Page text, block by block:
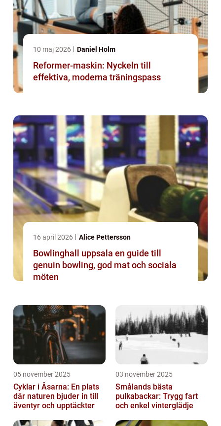
10 maj 2026 Daniel Holm
Reformer-maskin: Nyckeln till
effektiva, moderna träningspass
16 april 2026 Alice Pettersson
Bowlinghall uppsala en guide till
genuin bowling, god mat och sociala
möten
05 november 2025
Cyklar i Åsarna: En plats
där naturen bjuder in till
äventyr och upptäckter
03 november 2025
Smålands bästa
pulkabackar: Trygg fart
och enkel vinterglädje